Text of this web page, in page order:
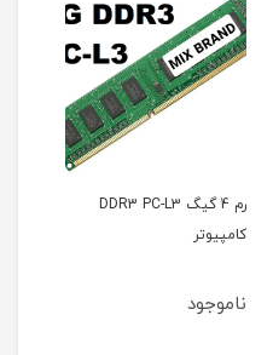
ویدیو پروژکتور 300-HY